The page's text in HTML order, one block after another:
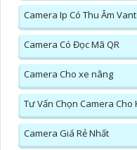
Camera Ip Có Thu Âm
Camera Có Đọc Mã QR
Camera Cho xe nâng
Tư Vấn Chọn Camera Cho
Camera Giá Rẻ Nhất